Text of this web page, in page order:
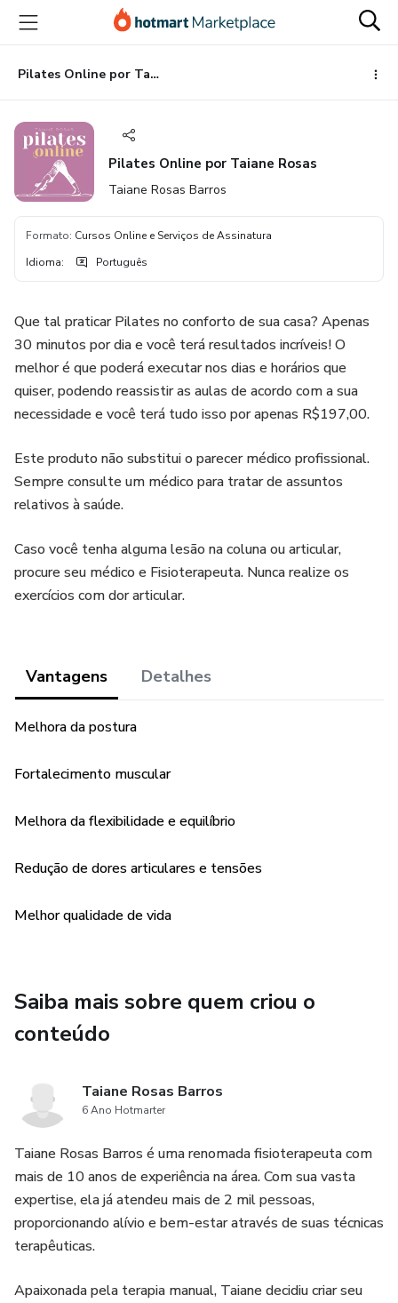
para
conteúdo
principal
para
pagamento
para
rodapé
Pilates Online por Taiane Rosas
Pilates Online por Taiane Rosas
Taiane Rosas Barros
Formato: Cursos Online e Serviços de Assinatura
Idioma: Português
Que tal praticar Pilates no conforto de sua casa? Apenas
30 minutos por dia e você terá resultados incríveis! O
melhor é que poderá executar nos dias e horários que
quiser, podendo reassistir as aulas de acordo com a sua
necessidade e você terá tudo isso por apenas R$197,00.
Este produto não substitui o parecer médico profissional.
Sempre consulte um médico para tratar de assuntos
relativos à saúde.
Caso você tenha alguma lesão na coluna ou articular,
procure seu médico e Fisioterapeuta. Nunca realize os
exercícios com dor articular.
Vantagens Detalhes
Melhora da postura
Fortalecimento muscular
Melhora da flexibilidade e equilíbrio
Redução de dores articulares e tensões
Melhor qualidade de vida
Saiba mais sobre quem criou o
conteúdo
Taiane Rosas Barros
6 Ano Hotmarter
Taiane Rosas Barros é uma renomada fisioterapeuta com
mais de 10 anos de experiência na área. Com sua vasta
expertise, ela já atendeu mais de 2 mil pessoas,
proporcionando alívio e bem-estar através de suas técnicas
terapêuticas.
Apaixonada pela terapia manual, Taiane decidiu criar seu